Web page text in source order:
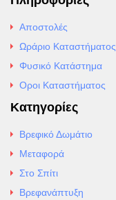
Αποστολές
Ωράριο Καταστήματος
Φυσικό Κατάστημα
Οροι Καταστήματος
Κατηγορίες
Βρεφικό Δωμάτιο
Μεταφορά
Στο Σπίτι
Βρεφανάπτυξη